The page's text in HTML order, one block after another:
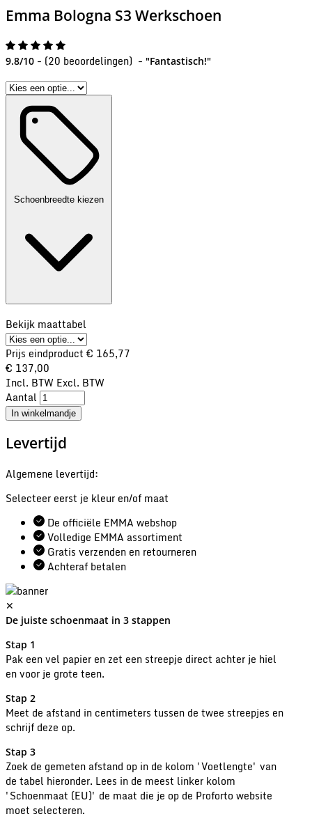
Emma Bologna S3 Werkschoen
9.8/10 - (20 beoordelingen) - "Fantastisch!"
Schoenbreedte kiezen
Bekijk maattabel
Prijs eindproduct € 165,77
€ 137,00
Incl. BTW Excl. BTW
Aantal
In winkelmandje
Levertijd
Algemene levertijd:
Selecteer eerst je kleur en/of maat
De officiële EMMA webshop
Volledige EMMA assortiment
Gratis verzenden en retourneren
Achteraf betalen
✕
De juiste schoenmaat in 3 stappen
Stap 1
Pak een vel papier en zet een streepje direct achter je hiel
en voor je grote teen.
Stap 2
Meet de afstand in centimeters tussen de twee streepjes en
schrijf deze op.
Stap 3
Zoek de gemeten afstand op in de kolom 'Voetlengte' van
de tabel hieronder. Lees in de meest linker kolom
'Schoenmaat (EU)' de maat die je op de Proforto website
moet selecteren.